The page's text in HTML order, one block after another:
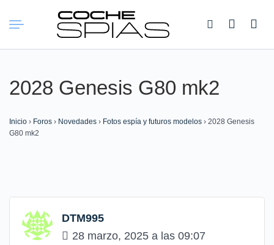
Buscar:
2028 Genesis G80 mk2
Inicio › Foros › Novedades › Fotos espía y futuros modelos › 2028 Genesis
G80 mk2
DTM995
28 marzo, 2025 a las 09:07